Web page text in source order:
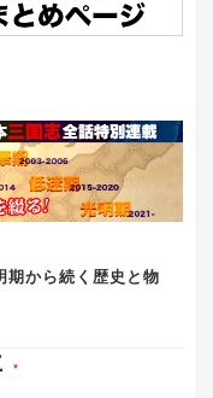
期から続く歴史と物
▼